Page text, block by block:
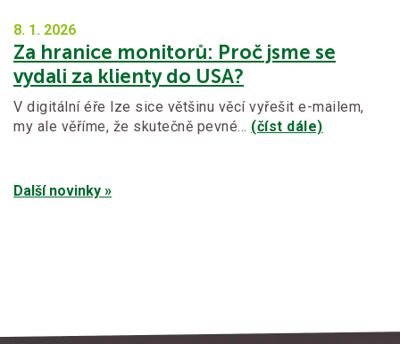
8. 1. 2026
Za hranice monitorů: Proč jsme se
vydali za klienty do USA?
V digitální éře lze sice většinu věcí vyřešit e-mailem,
my ale věříme, že skutečně pevné… (číst dále)
Další novinky »